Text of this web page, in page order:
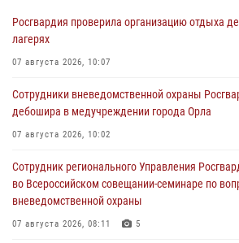
Росгвардия проверила организацию отдыха
лагерях
07 августа 2026, 10:07
Сотрудники вневедомственной охраны
дебошира в медучреждении города Орла
07 августа 2026, 10:02
Сотрудник регионального Управления
во Всероссийском совещании-семинаре по
вневедомственной охраны
07 августа 2026, 08:11 5